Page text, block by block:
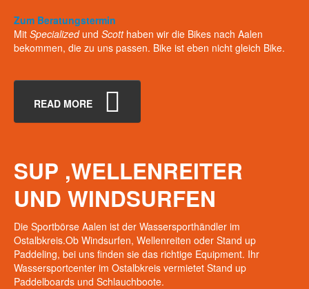
Zum Beratungstermin
Mit Specializedund Scotthaben wir die Bikes nach Aalen
bekommen, die zu uns passen. Bike ist eben nicht gleich Bike.
READ MORE
SUP ,WELLENREITER
UND WINDSURFEN
Die Sportbörse Aalen ist der Wassersporthändler im
Ostalbkreis.Ob Windsurfen, Wellenreiten oder Stand up
Paddeling, bei uns finden sie das richtige Equipment. Ihr
Wassersportcenter im Ostalbkreis vermietet Stand up
Paddelboards und Schlauchboote.